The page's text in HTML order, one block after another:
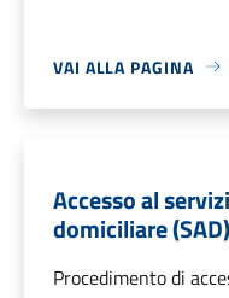
VAI ALLA PAGINA
Accesso al
domiciliare (SAD)
Procedimento di